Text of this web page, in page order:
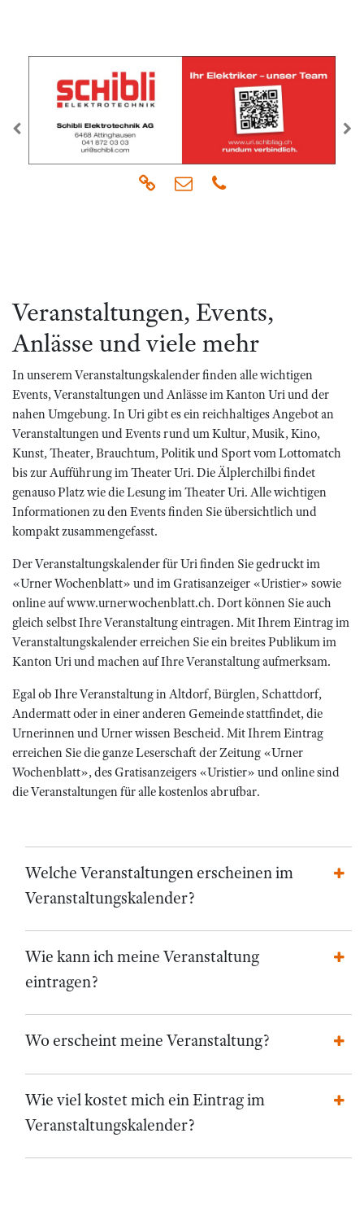
zurück
Veranstaltungen, Events,
Anlässe und viele mehr
In unserem Veranstaltungskalender finden alle wichtigen
Events, Veranstaltungen und Anlässe im Kanton Uri und der
nahen Umgebung. In Uri gibt es ein reichhaltiges Angebot an
Veranstaltungen und Events rund um Kultur, Musik, Kino,
Kunst, Theater, Brauchtum, Politik und Sport vom Lottomatch
bis zur Aufführung im Theater Uri. Die Älplerchilbi findet
genauso Platz wie die Lesung im Theater Uri. Alle wichtigen
Informationen zu den Events finden Sie übersichtlich und
kompakt zusammengefasst.
Der Veranstaltungskalender für Uri finden Sie gedruckt im
«Urner Wochenblatt» und im Gratisanzeiger «Uristier» sowie
online auf www.urnerwochenblatt.ch. Dort können Sie auch
gleich selbst Ihre Veranstaltung eintragen. Mit Ihrem Eintrag im
Veranstaltungskalender erreichen Sie ein breites Publikum im
Kanton Uri und machen auf Ihre Veranstaltung aufmerksam.
Egal ob Ihre Veranstaltung in Altdorf, Bürglen, Schattdorf,
Andermatt oder in einer anderen Gemeinde stattfindet, die
Urnerinnen und Urner wissen Bescheid. Mit Ihrem Eintrag
erreichen Sie die ganze Leserschaft der Zeitung «Urner
Wochenblatt», des Gratisanzeigers «Uristier» und online sind
die Veranstaltungen für alle kostenlos abrufbar.
Welche Veranstaltungen erscheinen im
Veranstaltungskalender?
Wie kann ich meine Veranstaltung
eintragen?
Wo erscheint meine Veranstaltung?
Wie viel kostet mich ein Eintrag im
Veranstaltungskalender?